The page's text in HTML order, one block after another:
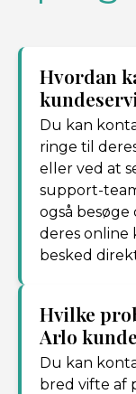
Hvordan
Du kan
ringe til
eller ved at
support-
også
deres online
besked
Hvilke
Arlo
Du kan
bred vifte af